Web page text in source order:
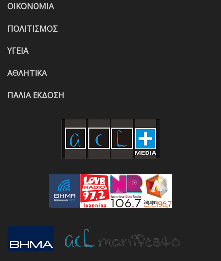
ΟΙΚΟΝΟΜΙΑ
ΠΟΛΙΤΙΣΜΟΣ
ΥΓΕΙΑ
ΑΘΛΗΤΙΚΑ
ΠΑΛΙΑ ΕΚΔΟΣΗ